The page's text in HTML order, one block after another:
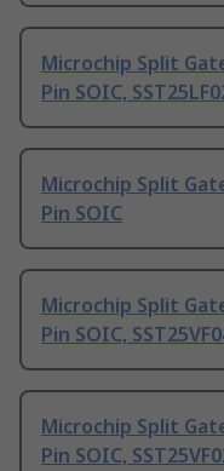
Microchip Split
Pin SOIC,
Microchip Split
Pin SOIC
Microchip Split
Pin SOIC,
Microchip Split
Pin SOIC,